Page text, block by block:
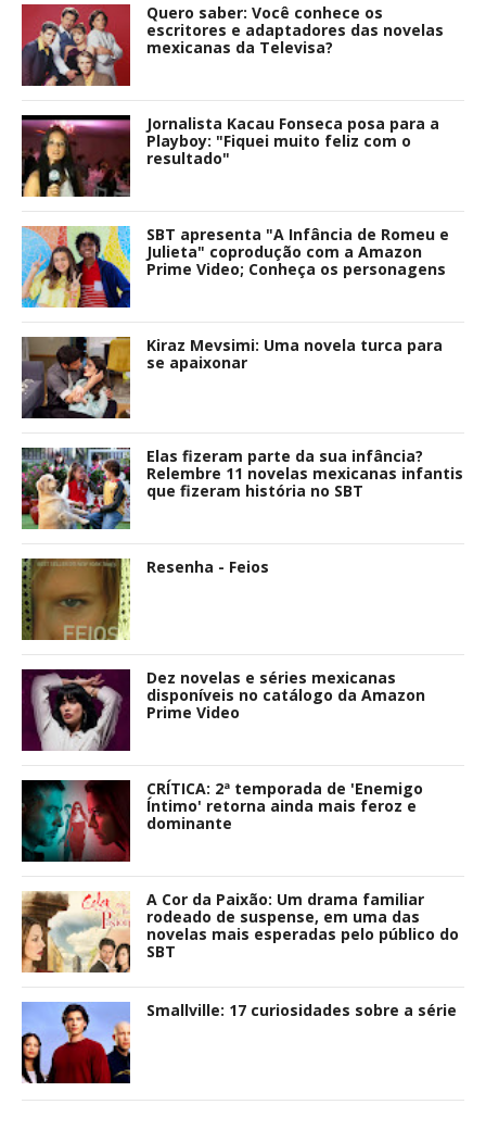
Quero saber: Você conhece os
escritores e adaptadores das novelas
mexicanas da Televisa?
Jornalista Kacau Fonseca posa para a
Playboy: "Fiquei muito feliz com o
resultado"
SBT apresenta "A Infância de Romeu e
Julieta" coprodução com a Amazon
Prime Video; Conheça os personagens
Kiraz Mevsimi: Uma novela turca para
se apaixonar
Elas fizeram parte da sua infância?
Relembre 11 novelas mexicanas infantis
que fizeram história no SBT
Resenha - Feios
Dez novelas e séries mexicanas
disponíveis no catálogo da Amazon
Prime Video
CRÍTICA: 2ª temporada de 'Enemigo
Íntimo' retorna ainda mais feroz e
dominante
A Cor da Paixão: Um drama familiar
rodeado de suspense, em uma das
novelas mais esperadas pelo público do
SBT
Smallville: 17 curiosidades sobre a série